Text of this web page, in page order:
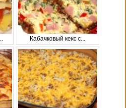
Кабачковый кекс с...